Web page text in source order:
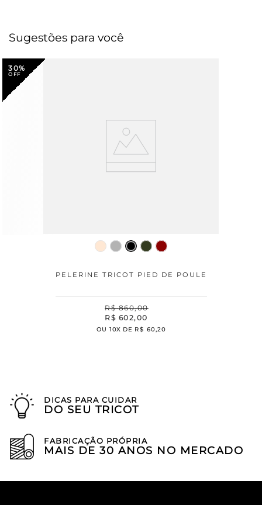
Sugestões para você
30%
PELERINE TRICOT PIED DE POULE
R$ 860,00
R$ 602,00
OU 10X DE R$ 60,20
DICAS PARA CUIDAR
DO SEU TRICOT
FABRICAÇÃO PRÓPRIA
MAIS DE 30 ANOS NO MERCADO